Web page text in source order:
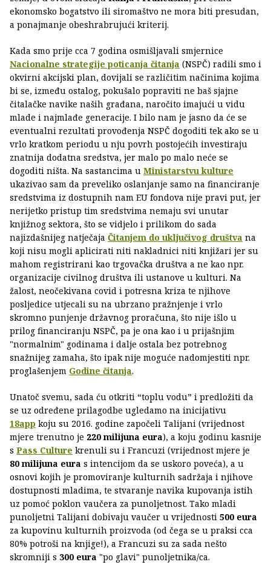
ekonomsko bogatstvo ili siromaštvo ne mora biti presudan,
a ponajmanje obeshrabrujući kriterij.
Kada smo prije cca 7 godina osmišljavali smjernice
Nacionalne strategije poticanja čitanja (NSPČ) radili smo i
okvirni akcijski plan, dovijali se različitim načinima kojima
bi se, između ostalog, pokušalo popraviti ne baš sjajne
čitalačke navike naših građana, naročito imajući u vidu
mlade i najmlađe generacije. I bilo nam je jasno da će se
eventualni rezultati provođenja NSPČ dogoditi tek ako se u
vrlo kratkom periodu u nju povrh postojećih investiraju
znatnija dodatna sredstva, jer malo po malo neće se
dogoditi ništa. Na sastancima u Ministarstvu kulture
ukazivao sam da preveliko oslanjanje samo na financiranje
sredstvima iz dostupnih nam EU fondova nije pravi put, jer
nerijetko pristup tim sredstvima nemaju svi unutar
knjižnog sektora, što se vidjelo i prilikom do sada
najizdašnijeg natječaja Čitanjem do uključivog društva na
koji nisu mogli aplicirati niti nakladnici niti knjižari jer su
mahom registrirani kao trgovačka društva a ne kao npr.
organizacije civilnog društva ili ustanove u kulturi. Na
žalost, neočekivana covid i potresna kriza te njihove
posljedice utjecali su na ubrzano pražnjenje i vrlo
skromno punjenje državnog proračuna, što nije išlo u
prilog financiranju NSPČ, pa je ona kao i u prijašnjim
"normalnim" godinama i dalje ostala bez potrebnog
snažnijeg zamaha, što ipak nije moguće nadomjestiti npr.
proglašenjem Godine čitanja.
Unatoč svemu, sada ću otkriti “toplu vodu” i predložiti da
se uz određene prilagodbe ugledamo na inicijativu
18app koju su 2016. godine započeli Talijani (vrijednost
mjere trenutno je 220 milijuna eura), a koju godinu kasnije
s Pass Culture krenuli su i Francuzi (vrijednost mjere je
80 milijuna eura s intencijom da se uskoro poveća), a u
osnovi kojih je promoviranje kulturnih sadržaja i njihove
dostupnosti mladima, te stvaranje navika kupovanja istih
uz pomoć poklon vaučera za punoljetnost. Tako mladi
punoljetni Talijani dobivaju vaučer u vrijednosti 500 eura
za kupovinu kulturnih proizvoda (od čega se u praksi cca
80% potroši na knjige!), a Francuzi su za sada nešto
skromniji s 300 eura "po glavi" punoljetnika/ca.